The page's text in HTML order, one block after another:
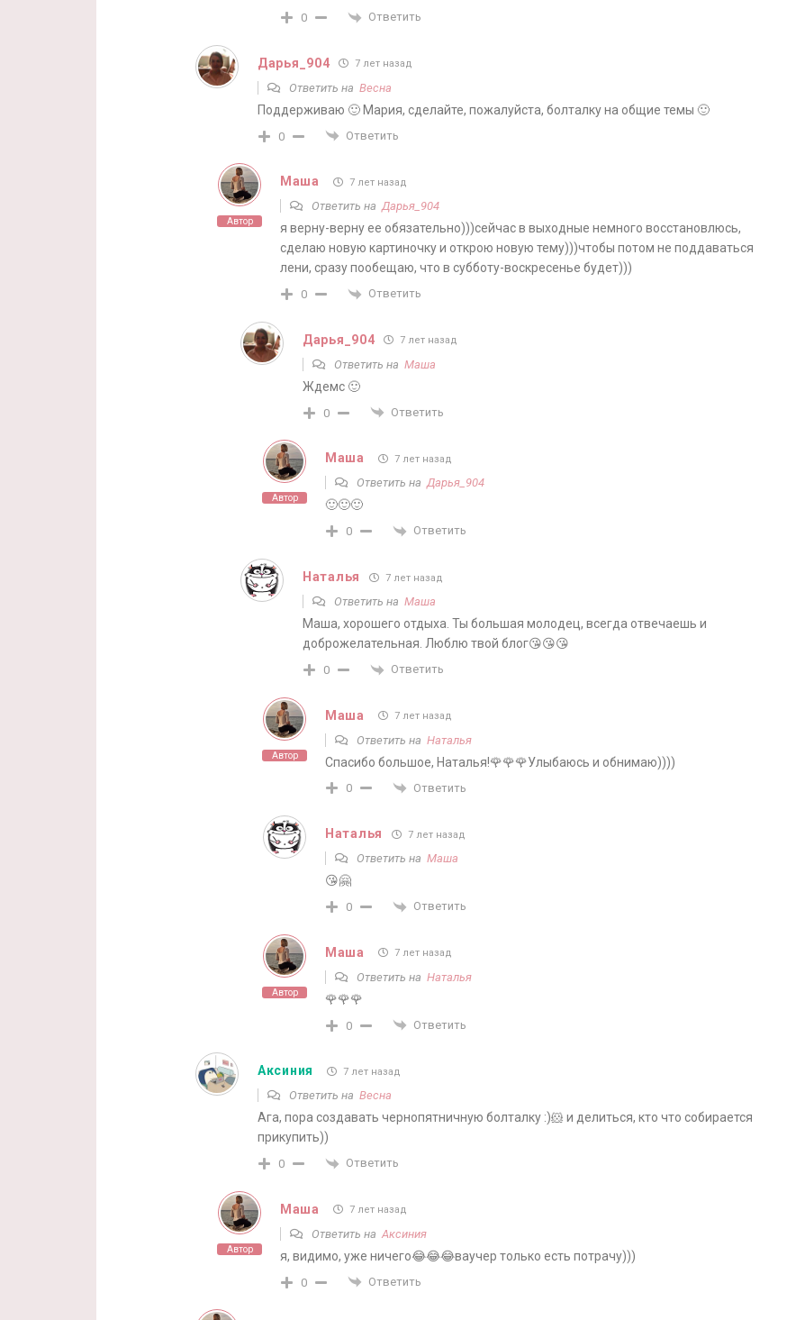
0 Ответить
Дарья_904 7 лет назад
Ответить на Весна
Поддерживаю 🙂 Мария, сделайте, пожалуйста, болталку на общие темы 🙂
0 Ответить
Автор
Маша 7 лет назад
Ответить наДарья_904
я верну-верну ее обязательно)))сейчас в выходные немного восстановлюсь,
сделаю новую картиночку и открою новую тему)))чтобы потом не поддаваться
лени, сразу пообещаю, что в субботу-воскресенье будет)))
0 Ответить
Дарья_904 7 лет назад
Ответить на Маша
Ждемс 🙂
0 Ответить
Автор
Маша 7 лет назад
Ответить наДарья_904
🙂🙂🙂
0 Ответить
Наталья 7 лет назад
Ответить на Маша
Маша, хорошего отдыха. Ты большая молодец, всегда отвечаешь и
доброжелательная. Люблю твой блог😘😘😘
0 Ответить
Автор
Маша 7 лет назад
Ответить на Наталья
Спасибо большое, Наталья!🌹🌹🌹Улыбаюсь и обнимаю))))
0 Ответить
Наталья 7 лет назад
Ответить на Маша
😘🤗
0 Ответить
Автор
Маша 7 лет назад
Ответить на Наталья
🌹🌹🌹
0 Ответить
Аксиния 7 лет назад
Ответить на Весна
Ага, пора создавать чернопятничную болталку :)🐹 и делиться, кто что собирается
прикупить))
0 Ответить
Автор
Маша 7 лет назад
Ответить на Аксиния
я, видимо, уже ничего😂😂😂ваучер только есть потрачу)))
0 Ответить